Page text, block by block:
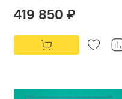
419 850 ₽